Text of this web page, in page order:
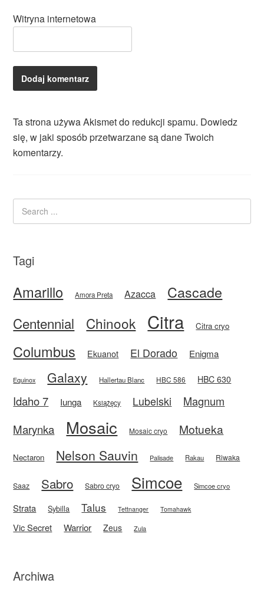
Witryna internetowa
Ta strona używa Akismet do redukcji spamu. Dowiedz
się, w jaki sposób przetwarzane są dane Twoich
komentarzy.
Tagi
Amarillo Amora Preta Azacca Cascade
Centennial Chinook Citra Citra cryo
Columbus Ekuanot El Dorado Enigma
Equinox Galaxy Hallertau Blanc HBC 586 HBC 630
Idaho 7 Iunga Książęcy Lubelski
Magnum
Marynka
Mosaic Mosaic cryo Motueka
Nectaron Nelson Sauvin Palisade Rakau Riwaka
Saaz Sabro Sabro cryo Simcoe Simcoe cryo
Strata Sybilla Talus Tettnanger Tomahawk
Vic Secret Warrior Zeus Zula
Archiwa